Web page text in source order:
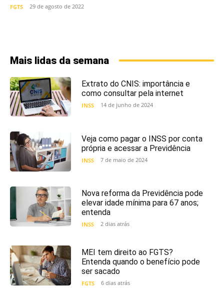
FGTS 29 de agosto de 2022
Mais lidas da semana
Extrato do CNIS: importância e
como consultar pela internet
INSS 14 de junho de 2024
Veja como pagar o INSS por conta
própria e acessar a Previdência
INSS 7 de maio de 2024
Nova reforma da Previdência pode
elevar idade mínima para 67 anos;
entenda
INSS 2 dias atrás
MEI tem direito ao FGTS?
Entenda quando o benefício pode
ser sacado
FGTS 6 dias atrás